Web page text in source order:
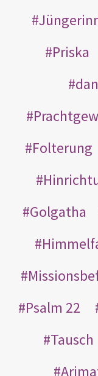
Priska
Folterung
Golgatha
Psalm 22
Tausch